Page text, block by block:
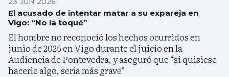
El acusado de intentar matar a su expareja en
Vigo: “No la toqué”
El hombre no reconoció los hechos ocurridos en
junio de 2025 en Vigo durante el juicio en la
Audiencia de Pontevedra, y aseguró que “si quisiese
hacerle algo, sería más grave”